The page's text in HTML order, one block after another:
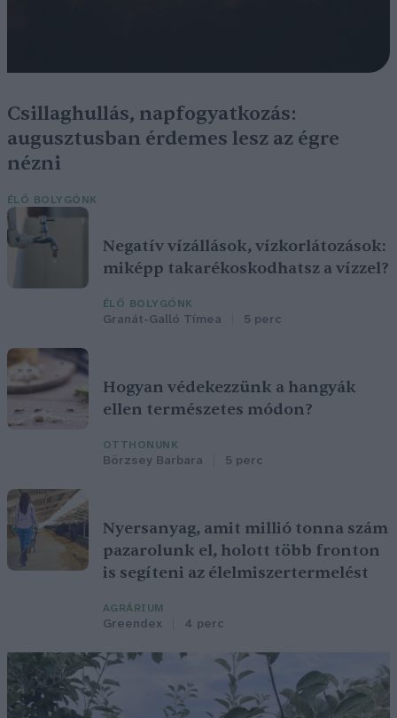
Csillaghullás, napfogyatkozás:
augusztusban érdemes lesz az égre
nézni
ÉLŐ BOLYGÓNK
Negatív vízállások, vízkorlátozások:
miképp takarékoskodhatsz a vízzel?
ÉLŐ BOLYGÓNK
Granát-Galló Tímea 5 perc
Hogyan védekezzünk a hangyák
ellen természetes módon?
OTTHONUNK
Börzsey Barbara 5 perc
Nyersanyag, amit millió tonna szám
pazarolunk el, holott több fronton
is segíteni az élelmiszertermelést
AGRÁRIUM
Greendex 4 perc